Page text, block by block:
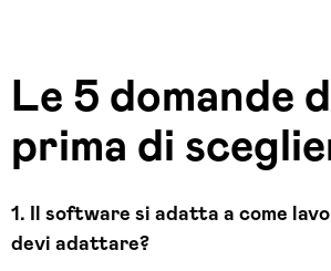
Le 5 domande
prima di
1. Il software si adatta a come
devi adattare?